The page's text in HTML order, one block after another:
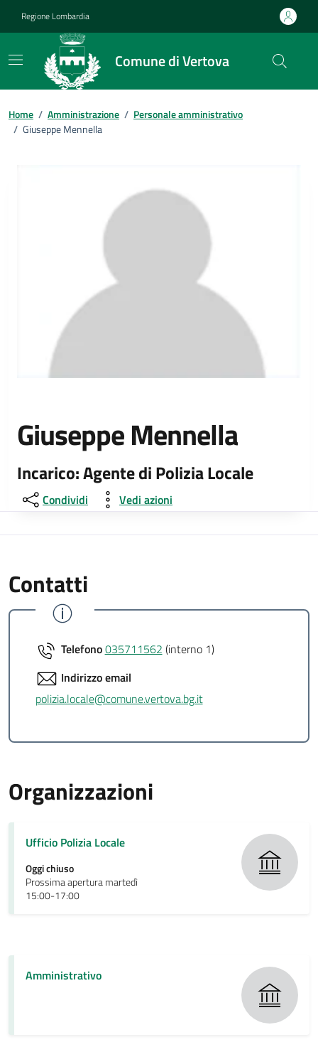
Regione Lombardia
Comune di Vertova
Home / Amministrazione / Personale amministrativo
/ Giuseppe Mennella
Giuseppe Mennella
Incarico: Agente di Polizia Locale
Condividi Vedi azioni
Contatti
Telefono035711562 (interno 1)
Indirizzo email
polizia.locale@comune.vertova.bg.it
Organizzazioni
Ufficio Polizia Locale
Oggi chiuso
Prossima apertura martedì
15:00-17:00
Amministrativo